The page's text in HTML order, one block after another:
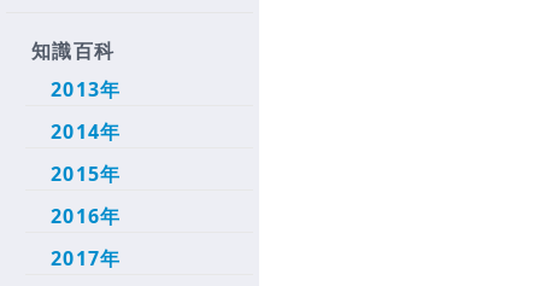
知識百科
2013年
2014年
2015年
2016年
2017年